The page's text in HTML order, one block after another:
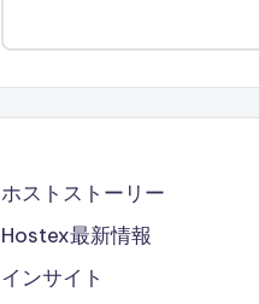
ホストストーリー
Hostex最新情報
インサイト